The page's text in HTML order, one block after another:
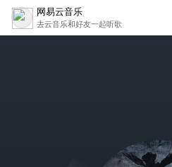
网易云音乐
去云音乐和好友一起听歌